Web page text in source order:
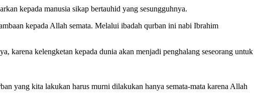
kepada manusia sikap bertauhid yang sesungguhnya.
kepada Allah semata. Melalui ibadah qurban ini nabi Ibrahim
karena kelengketan kepada dunia akan menjadi penghalang seseorang untuk
yang kita lakukan harus murni dilakukan hanya semata-mata karena Allah